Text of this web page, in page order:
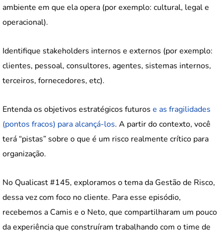
ambiente em que ela opera (por exemplo: cultural, legal e
operacional).
Identifique stakeholders internos e externos (por exemplo:
clientes, pessoal, consultores, agentes, sistemas internos,
terceiros, fornecedores, etc).
Entenda os objetivos estratégicos futuros e as fragilidades
(pontos fracos) para alcançá-los. A partir do contexto, você
terá “pistas” sobre o que é um risco realmente crítico para
organização.
No Qualicast #145, exploramos o tema da Gestão de Risco,
dessa vez com foco no cliente. Para esse episódio,
recebemos a Camis e o Neto, que compartilharam um pouco
da experiência que construíram trabalhando com o time de